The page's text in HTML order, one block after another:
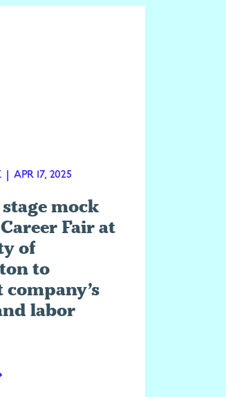
APR 17, 2025
mock
Fair at
of
to
labor